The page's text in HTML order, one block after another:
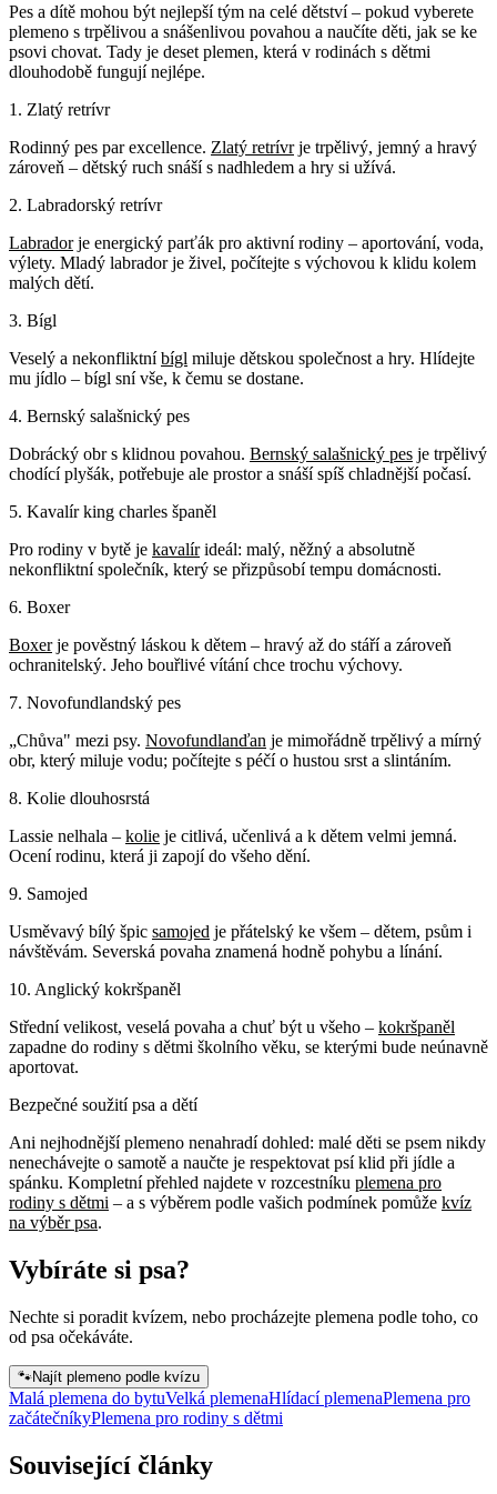
Pes a dítě mohou být nejlepší tým na celé dětství – pokud vyberete
plemeno s trpělivou a snášenlivou povahou a naučíte děti, jak se ke
psovi chovat. Tady je deset plemen, která v rodinách s dětmi
dlouhodobě fungují nejlépe.
1. Zlatý retrívr
Rodinný pes par excellence. Zlatý retrívrje trpělivý, jemný a hravý
zároveň – dětský ruch snáší s nadhledem a hry si užívá.
2. Labradorský retrívr
Labradorje energický parťák pro aktivní rodiny – aportování, voda,
výlety. Mladý labrador je živel, počítejte s výchovou k klidu kolem
malých dětí.
3. Bígl
Veselý a nekonfliktníbígl miluje dětskou společnost a hry. Hlídejte
mu jídlo – bígl sní vše, k čemu se dostane.
4. Bernský salašnický pes
Dobrácký obr s klidnou povahou. Bernský salašnický pes je trpělivý
chodící plyšák, potřebuje ale prostor a snáší spíš chladnější počasí.
5. Kavalír king charles španěl
Pro rodiny v bytě je kavalírideál: malý, něžný a absolutně
nekonfliktní společník, který se přizpůsobí tempu domácnosti.
6. Boxer
Boxerje pověstný láskou k dětem – hravý až do stáří a zároveň
ochranitelský. Jeho bouřlivé vítání chce trochu výchovy.
7. Novofundlandský pes
„Chůva" mezi psy. Novofundlanďan je mimořádně trpělivý a mírný
obr, který miluje vodu; počítejte s péčí o hustou srst a slintáním.
8. Kolie dlouhosrstá
Lassie nelhala – kolie je citlivá, učenlivá a k dětem velmi jemná.
Ocení rodinu, která ji zapojí do všeho dění.
9. Samojed
Usměvavý bílý špic samojed je přátelský ke všem – dětem, psům i
návštěvám. Severská povaha znamená hodně pohybu a línání.
10. Anglický kokršpaněl
Střední velikost, veselá povaha a chuť být u všeho – kokršpaněl
zapadne do rodiny s dětmi školního věku, se kterými bude neúnavně
aportovat.
Bezpečné soužití psa a dětí
Ani nejhodnější plemeno nenahradí dohled: malé děti se psem nikdy
nenechávejte o samotě a naučte je respektovat psí klid při jídle a
spánku. Kompletní přehled najdete v rozcestníku plemena pro
rodiny s dětmi – a s výběrem podle vašich podmínek pomůže kvíz
na výběr psa.
Vybíráte si psa?
Nechte si poradit kvízem, nebo procházejte plemena podle toho, co
od psa očekáváte.
🐾Najít plemeno podle kvízu
Malá plemena do bytuVelká plemenaHlídací plemenaPlemena pro
začátečníkyPlemena pro rodiny s dětmi
Související články